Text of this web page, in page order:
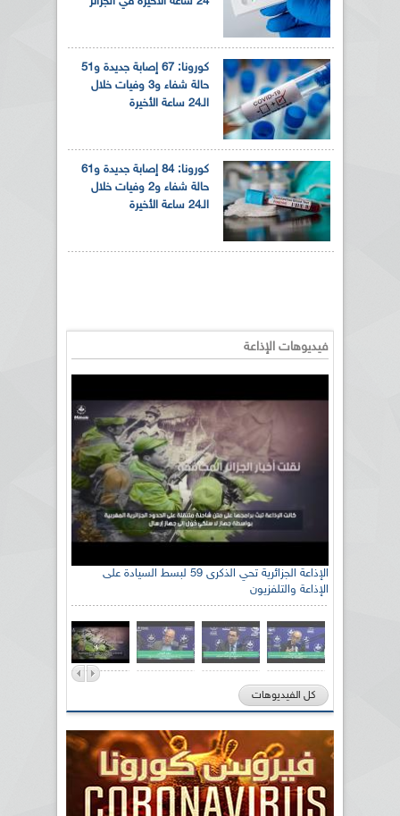
كورونا: 67 إصابة جديدة و51
حالة شفاء و3 وفيات خلال
الـ24 ساعة الأخيرة
كورونا: 84 إصابة جديدة و61
حالة شفاء و2 وفيات خلال
الـ24 ساعة الأخيرة
فيديوهات الإذاعة
الإذاعة الجزائرية تحي الذكرى 59 لبسط السيادة على
الإذاعة والتلفزيون
كل الفيديوهات